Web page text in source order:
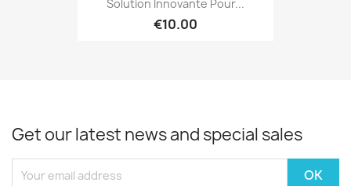
Solution Innovante Pour...
€10.00
Get our latest news and special sales